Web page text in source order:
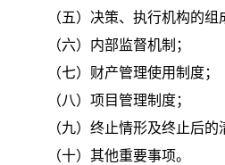
（五）决策、执行机构的组
（六）内部监督机制；
（七）财产管理使用制度；
（八）项目管理制度；
（九）终止情形及终止后的
（十）其他重要事项。